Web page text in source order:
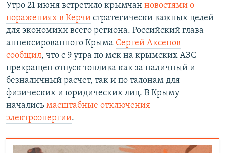
Утро 21 июня встретило крымчан новостями о
поражениях в Керчи стратегически важных целей
для экономики всего региона. Российский глава
аннексированного Крыма Сергей Аксенов
сообщил, что с 9 утра по мск на крымских АЗС
прекращен отпуск топлива как за наличный и
безналичный расчет, так и по талонам для
физических и юридических лиц. В Крыму
начались масштабные отключения
электроэнергии.